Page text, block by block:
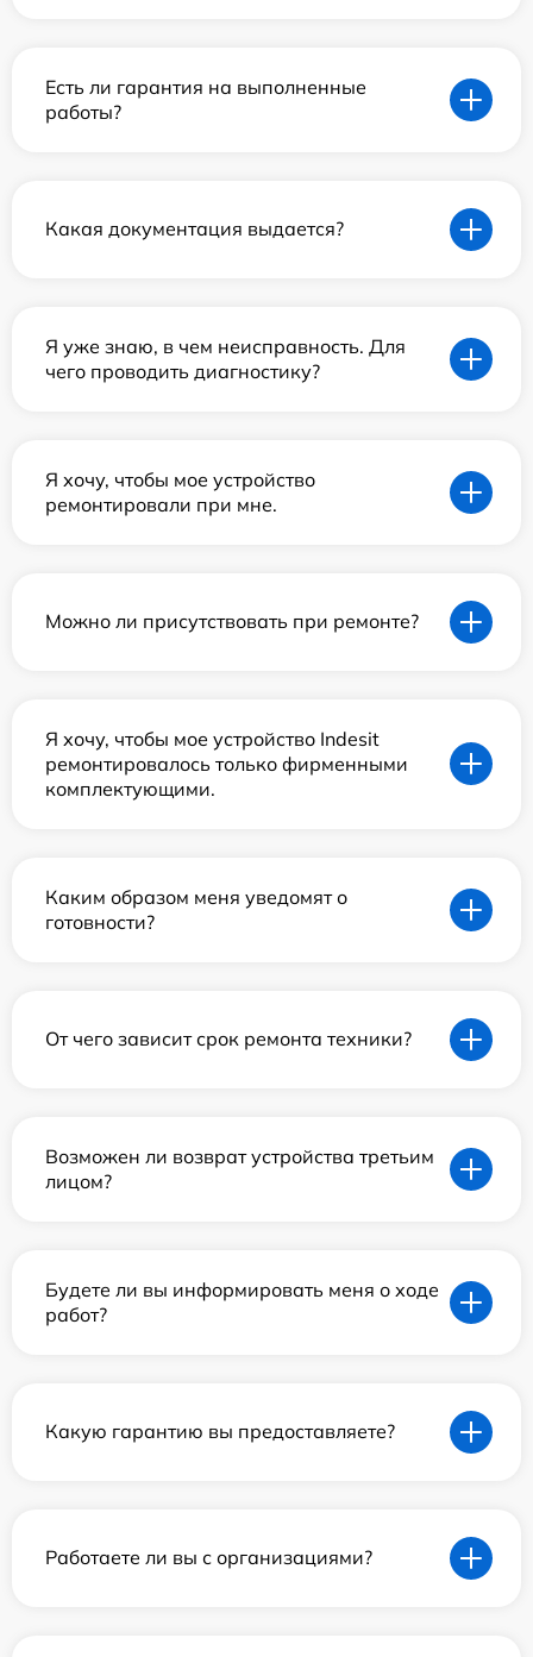
Есть ли гарантия на выполненные
работы?
Какая документация выдается?
Я уже знаю, в чем неисправность. Для
чего проводить диагностику?
Я хочу, чтобы мое устройство
ремонтировали при мне.
Можно ли присутствовать при ремонте?
Я хочу, чтобы мое устройство Indesit
ремонтировалось только фирменными
комплектующими.
Каким образом меня уведомят о
готовности?
От чего зависит срок ремонта техники?
Возможен ли возврат устройства третьим
лицом?
Будете ли вы информировать меня о ходе
работ?
Какую гарантию вы предоставляете?
Работаете ли вы с организациями?